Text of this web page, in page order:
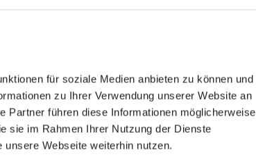
für soziale Medien anbieten zu können und
zu Ihrer Verwendung unserer Website an
Partner führen diese Informationen möglicherweise
sie im Rahmen Ihrer Nutzung der Dienste
Webseite weiterhin nutzen.